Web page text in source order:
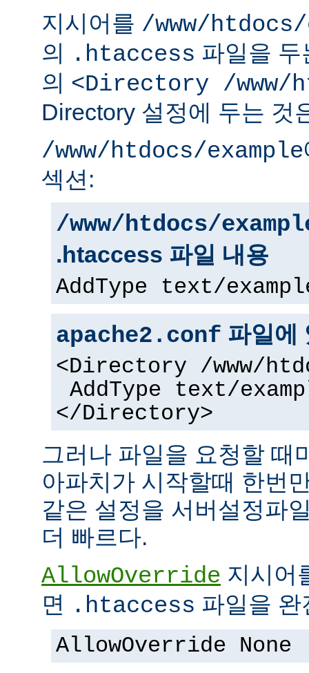
지시어를 /www/
의
.htaccess 파일을
의 <Directory /www/
Directory 설정에 두는 것
/www/htdocs/example
섹션:
/www/htdocs/
.htaccess 파일 내용
AddType text/
apache2.conf 파일에
<Directory /www/
AddType text/
</Directory>
그러나 파일을 요청할 때
아파치가 시작할때 한번
같은 설정을 서버설정파
더 빠르다.
AllowOverride 지시어
면 .htaccess 파일을
AllowOverride None